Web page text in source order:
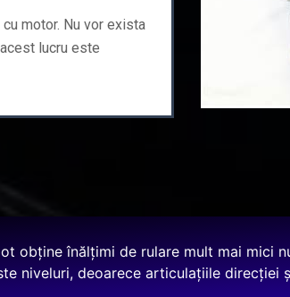
motor. Nu vor exista
lucru este
obține înălțimi de rulare mult mai mici
niveluri, deoarece articulațiile direcției